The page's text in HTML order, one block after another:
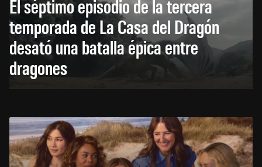
El séptimo episodio de la tercera
temporada de La Casa del Dragón
desató una batalla épica entre
dragones